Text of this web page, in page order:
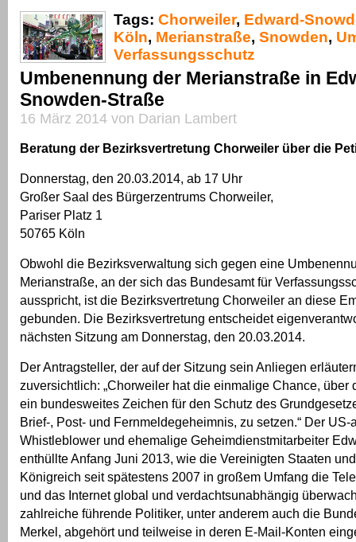
Tags: Chorweiler, Edward-
Köln, Merianstraße, Snowden,
Verfassungsschutz
Umbenennung der Merianstraße in
Snowden-Straße
16 März 2014 von Darian Lambert
Beratung der Bezirksvertretung Chorweiler über die
Donnerstag, den 20.03.2014, ab 17 Uhr
Großer Saal des Bürgerzentrums Chorweiler,
Pariser Platz 1
50765 Köln
Obwohl die Bezirksverwaltung sich gegen eine
Merianstraße, an der sich das Bundesamt für
ausspricht, ist die Bezirksvertretung Chorweiler an diese
gebunden. Die Bezirksvertretung entscheidet
nächsten Sitzung am Donnerstag, den 20.03.2014.
Der Antragsteller, der auf der Sitzung sein Anliegen
zuversichtlich: „Chorweiler hat die einmalige Chance, über
ein bundesweites Zeichen für den Schutz des
Brief-, Post- und Fernmeldegeheimnis, zu setzen.“ Der
Whistleblower und ehemalige Geheimdienstmitarbeiter
enthüllte Anfang Juni 2013, wie die Vereinigten Staaten
Königreich seit spätestens 2007 in großem Umfang die
und das Internet global und verdachtsunabhängig
zahlreiche führende Politiker, unter anderem auch die
Merkel, abgehört und teilweise in deren E-Mail-Konten